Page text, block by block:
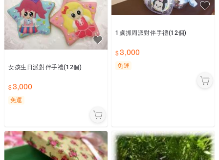
女孩生日派對伴手禮(12個)
3,000
免運
1歲抓周派對伴手禮(12個)
3,000
免運